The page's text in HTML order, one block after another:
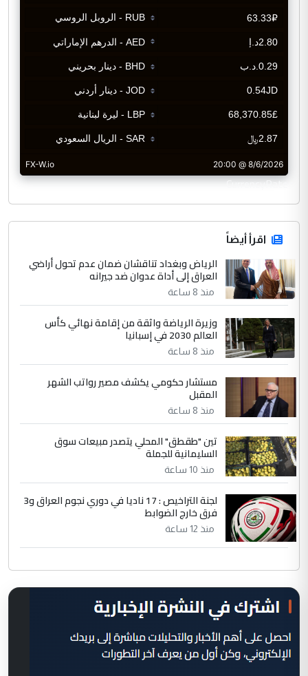
CurrencyRate
اقرأ أيضاً
الرياض وبغداد تناقشان ضمان عدم تحول أراضي
العراق إلى أداة عدوان ضد جيرانه
منذ 8 ساعة
وزيرة الرياضة واثقة من إقامة نهائي كأس
العالم 2030 في إسبانيا
منذ 8 ساعة
مستشار حكومي يكشف مصير رواتب الشهر
المقبل
منذ 8 ساعة
تين "طقطق" المحلي يتصدر مبيعات سوق
السليمانية للجملة
منذ 10 ساعة
لجنة التراخيص : 17 ناديا في دوري نجوم العراق و3
فرق خارج الضوابط
منذ 12 ساعة